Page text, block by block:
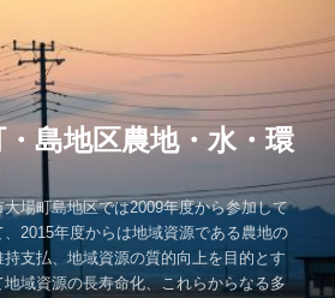
島地区農地・水・環
場町島地区では2009年度から参加して
2015年度からは地域資源である農地の
支払、地域資源の質的向上を目的とす
域資源の長寿命化、これらからなる多